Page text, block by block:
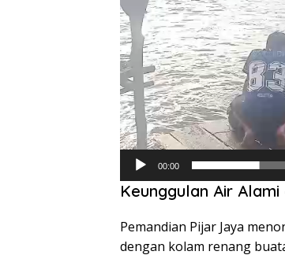
00:00
Keunggulan Air
Pemandian Pijar Jaya
dengan kolam renang